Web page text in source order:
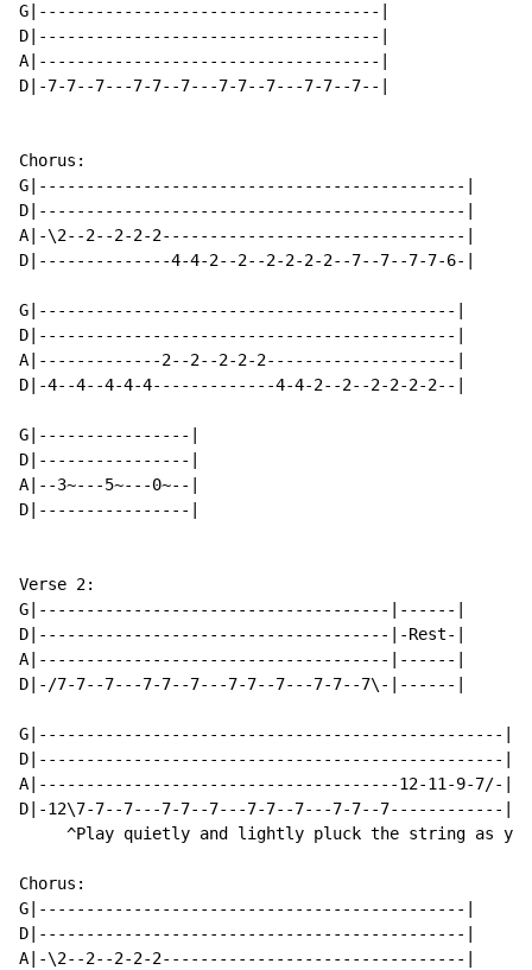
G|------------------------------------|
D|------------------------------------|
A|------------------------------------|
D|-7-7--7---7-7--7---7-7--7---7-7--7--|
Chorus:
G|---------------------------------------------|
D|---------------------------------------------|
A|-\2--2--2-2-2--------------------------------|
D|--------------4-4-2--2--2-2-2-2--7--7--7-7-6-|
G|--------------------------------------------|
D|--------------------------------------------|
A|-------------2--2--2-2-2--------------------|
D|-4--4--4-4-4-------------4-4-2--2--2-2-2-2--|
G|----------------|
D|----------------|
A|--3~---5~---0~--|
D|----------------|
Verse 2:
G|-------------------------------------|------|
D|-------------------------------------|-Rest-|
A|-------------------------------------|------|
D|-/7-7--7---7-7--7---7-7--7---7-7--7\-|------|
G|-------------------------------------------------|
D|-------------------------------------------------|
A|--------------------------------------12-11-9-7/-|
D|-12\7-7--7---7-7--7---7-7--7---7-7--7------------|
^Play quietly and lightly pluck the string as
Chorus:
G|---------------------------------------------|
D|---------------------------------------------|
A|-\2--2--2-2-2--------------------------------|